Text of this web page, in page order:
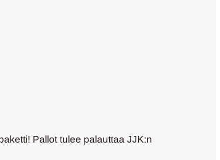
Pallot tulee palauttaa JJK:n